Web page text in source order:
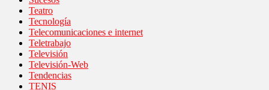
Teatro
Tecnología
Telecomunicaciones e internet
Teletrabajo
Televisión
Televisión-Web
Tendencias
TENIS